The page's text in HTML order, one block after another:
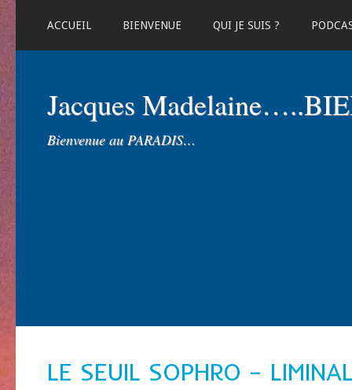
ACCUEIL BIENVENUE QUI JE SUIS ?
Jacques
Bienvenue au PARADIS…
LE SEUIL SOPHRO –